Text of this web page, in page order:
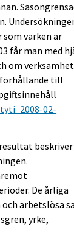
varken är
får man med
om
förhållande till
02-
beskriver
De årliga
arbetslösa
yrke,